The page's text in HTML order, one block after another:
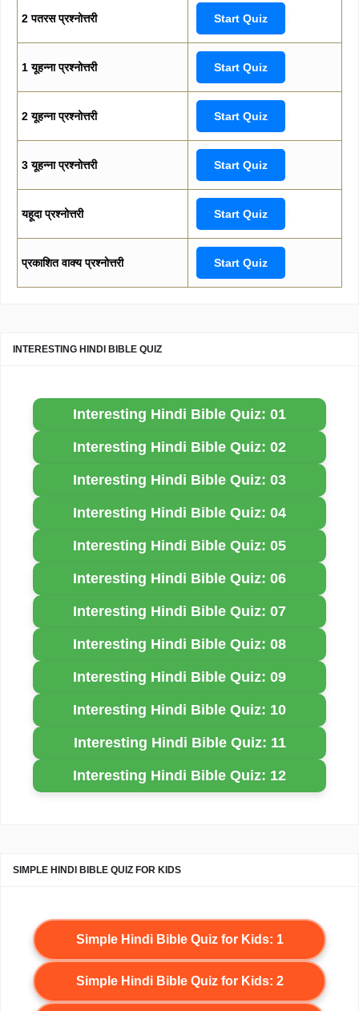
2 पतरस प्रश्नोत्तरी Start Quiz
1 यूहन्ना प्रश्नोत्तरी Start Quiz
2 यूहन्ना प्रश्नोत्तरी Start Quiz
3 यूहन्ना प्रश्नोत्तरी Start Quiz
यहूदा प्रश्नोत्तरी Start Quiz
प्रकाशित वाक्य प्रश्नोत्तरी Start Quiz
INTERESTING HINDI BIBLE QUIZ
Interesting Hindi Bible Quiz: 01
Interesting Hindi Bible Quiz: 02
Interesting Hindi Bible Quiz: 03
Interesting Hindi Bible Quiz: 04
Interesting Hindi Bible Quiz: 05
Interesting Hindi Bible Quiz: 06
Interesting Hindi Bible Quiz: 07
Interesting Hindi Bible Quiz: 08
Interesting Hindi Bible Quiz: 09
Interesting Hindi Bible Quiz: 10
Interesting Hindi Bible Quiz: 11
Interesting Hindi Bible Quiz: 12
SIMPLE HINDI BIBLE QUIZ FOR KIDS
Simple Hindi Bible Quiz for Kids: 1
Simple Hindi Bible Quiz for Kids: 2